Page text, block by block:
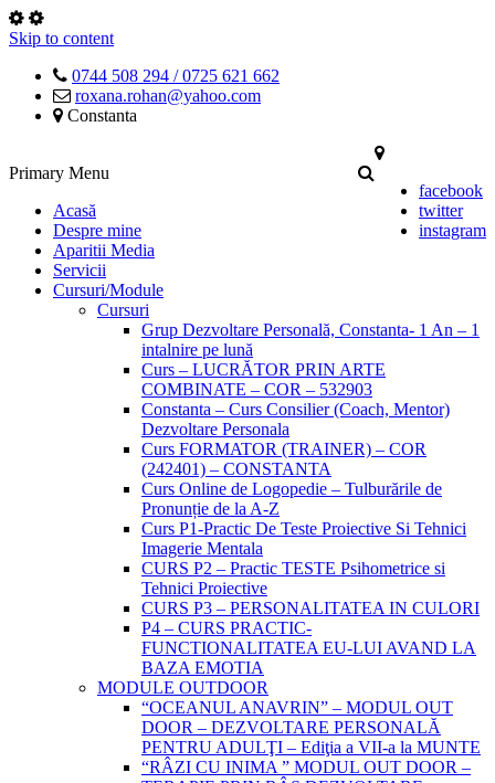
Skip to content
0744 508 294 / 0725 621 662
roxana.rohan@yahoo.com
Constanta
facebook
twitter
instagram
Primary Menu
Acasă
Despre mine
Aparitii Media
Servicii
Cursuri/Module
Cursuri
Grup Dezvoltare Personală, Constanta- 1 An – 1
intalnire pe lună
Curs – LUCRĂTOR PRIN ARTE
COMBINATE – COR – 532903
Constanta – Curs Consilier (Coach, Mentor)
Dezvoltare Personala
Curs FORMATOR (TRAINER) – COR
(242401) – CONSTANTA
Curs Online de Logopedie – Tulburările de
Pronunție de la A-Z
Curs P1-Practic De Teste Proiective Si Tehnici
Imagerie Mentala
CURS P2 – Practic TESTE Psihometrice si
Tehnici Proiective
CURS P3 – PERSONALITATEA IN CULORI
P4 – CURS PRACTIC-
FUNCTIONALITATEA EU-LUI AVAND LA
BAZA EMOTIA
MODULE OUTDOOR
“OCEANUL ANAVRIN” – MODUL OUT
DOOR – DEZVOLTARE PERSONALĂ
PENTRU ADULŢI – Ediţia a VII-a la MUNTE
“RÂZI CU INIMA ” MODUL OUT DOOR –